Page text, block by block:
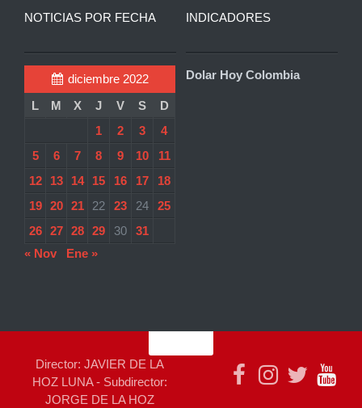
NOTICIAS POR FECHA
diciembre 2022
L
M X J V S
D
1
2 3
4
5
6 7 8 9 10
11
12
13 14 15 16 17
18
19
20 21 22 23 24
25
26
27 28 29 30
31
« Nov
Ene »
INDICADORES
Dolar Hoy Colombia
Director: JAVIER DE LA
HOZ LUNA - Subdirector:
JORGE DE LA HOZ